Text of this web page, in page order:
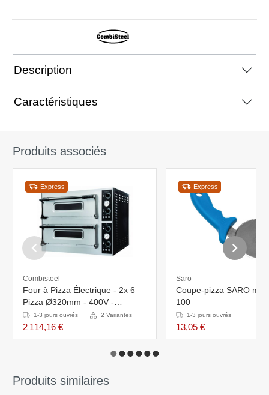
Description
Caractéristiques
Produits associés
Express
Combisteel
Four à Pizza Électrique - 2x 6
Pizza Ø320mm - 400V -
975x1214x745(h)mm
1-3 jours ouvrés 2 Variantes
2 114,16 €
Express
Saro
Coupe-pizza SARO
100
1-3 jours ouvrés
13,05 €
Produits similaires